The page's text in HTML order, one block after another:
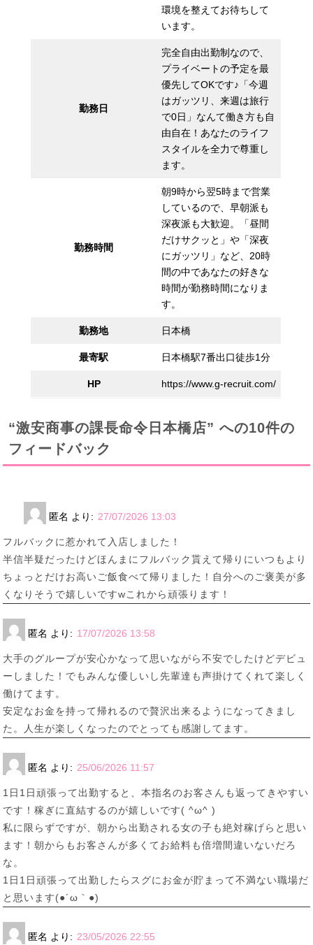
環境を整えてお待ちして
います。
勤務日
完全自由出勤制なので、
プライベートの予定を最
優先してOKです♪「今週
はガッツリ、来週は旅行
で0日」なんて働き方も自
由自在！あなたのライフ
スタイルを全力で尊重し
ます。
勤務時間
朝9時から翌5時まで営業
しているので、早朝派も
深夜派も大歓迎。「昼間
だけサクッと」や「深夜
にガッツリ」など、20時
間の中であなたの好きな
時間が勤務時間になりま
す。
勤務地 日本橋
最寄駅 日本橋駅7番出口徒歩1分
HP https://www.g-recruit.com/
“激安商事の課長命令日本橋店” への10件の
フィードバック
匿名 より: 27/07/2026 13:03
フルバックに惹かれて入店しました！
半信半疑だったけどほんまにフルバック貰えて帰りにいつもより
ちょっとだけお高いご飯食べて帰りました！自分へのご褒美が多
くなりそうで嬉しいですwこれから頑張ります！
匿名 より: 17/07/2026 13:58
大手のグループが安心かなって思いながら不安でしたけどデビュ
ーしました！でもみんな優しいし先輩達も声掛けてくれて楽しく
働けてます。
安定なお金を持って帰れるので贅沢出来るようになってきまし
た。人生が楽しくなったのでとっても感謝してます。
匿名 より: 25/06/2026 11:57
1日1日頑張って出勤すると、本指名のお客さんも返ってきやすい
です！稼ぎに直結するのが嬉しいです( ^ω^ )
私に限らずですが、朝から出勤される女の子も絶対稼げらと思い
ます！朝からもお客さんが多くてお給料も倍増間違いないだろ
な。
1日1日頑張って出勤したらスグにお金が貯まって不満ない職場だ
と思います(●´ω｀●)
匿名 より: 23/05/2026 22:55